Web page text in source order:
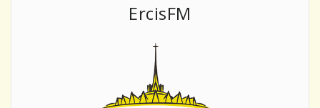
ErcisFM